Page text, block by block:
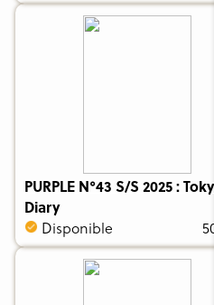
PURPLE N°43 S/S 2025 :
Diary
Disponible